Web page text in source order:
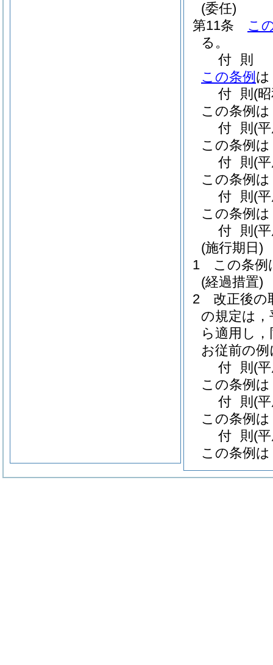
(委任)
第11条
こ
る。
付 則
この条例 は
付 則 (
この条例
付 則 (
この条例
付 則 (
この条例
付 則 (
この条例
付 則 (
(施行期日)
1
この条例
(経過措置)
2
改正後の
の規定は，
ら適用し
お従前の
付 則 (
この条例
付 則 (
この条例
付 則 (
この条例